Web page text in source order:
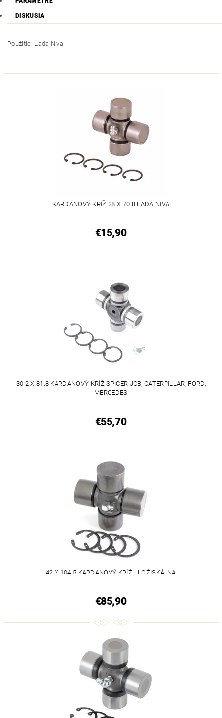
DISKUSIA
Použitie: Lada Niva
KARDANOVÝ KRÍŽ 28 X 70.8 LADA NIVA
€15,90
30.2 X 81.8 KARDANOVÝ KRÍŽ SPICER JCB, CATERPILLAR, FORD,
MERCEDES
€55,70
42 X 104.5 KARDANOVÝ KRÍŽ - LOŽISKÁ INA
€85,90